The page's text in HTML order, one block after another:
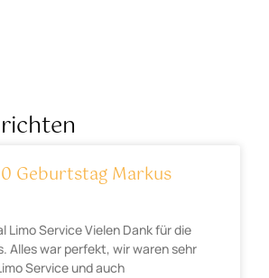
Geburtstag Markus
Limo Service Vielen Dank für die
Alles war perfekt, wir waren sehr
Service und auch